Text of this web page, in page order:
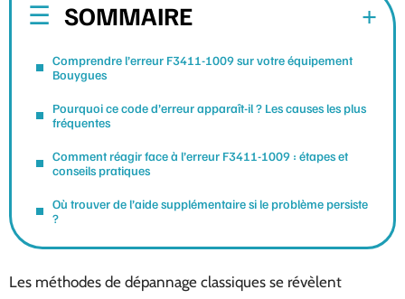
SOMMAIRE
Comprendre l’erreur F3411-1009 sur votre équipement
Bouygues
Pourquoi ce code d’erreur apparaît-il ? Les causes les plus
fréquentes
Comment réagir face à l’erreur F3411-1009 : étapes et
conseils pratiques
Où trouver de l’aide supplémentaire si le problème persiste
?
Les méthodes de dépannage classiques se révèlent